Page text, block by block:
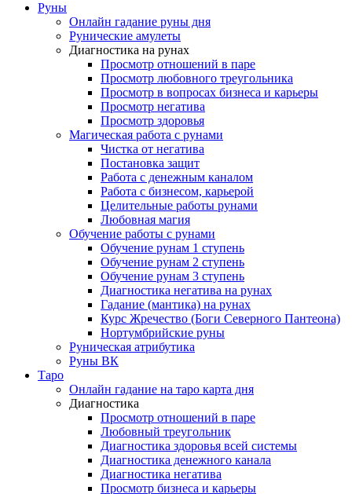
Руны
Онлайн гадание руны дня
Рунические амулеты
Диагностика на рунах
Просмотр отношений в паре
Просмотр любовного треугольника
Просмотр в вопросах бизнеса и карьеры
Просмотр негатива
Просмотр здоровья
Магическая работа с рунами
Чистка от негатива
Постановка защит
Работа с денежным каналом
Работа с бизнесом, карьерой
Целительные работы рунами
Любовная магия
Обучение работы с рунами
Обучение рунам 1 ступень
Обучение рунам 2 ступень
Обучение рунам 3 ступень
Диагностика негатива на рунах
Гадание (мантика) на рунах
Курс Жречество (Боги Северного Пантеона)
Нортумбрийские руны
Руническая атрибутика
Руны ВК
Таро
Онлайн гадание на таро карта дня
Диагностика
Просмотр отношений в паре
Любовный треугольник
Диагностика здоровья всей системы
Диагностика денежного канала
Диагностика негатива
Просмотр бизнеса и карьеры